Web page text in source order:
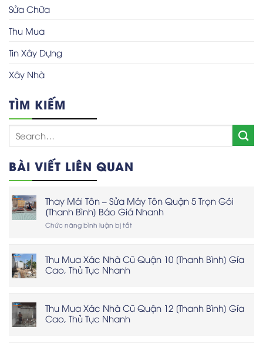
Sửa Chữa
Thu Mua
Tin Xây Dựng
Xây Nhà
TÌM KIẾM
BÀI VIẾT LIÊN QUAN
Thay Mái Tôn – Sửa Máy Tôn Quận 5 Trọn Gói
[Thanh Bình] Báo Giá Nhanh
Chức năng bình luận bị tắtở
–
5
Thu Mua Xác Nhà Cũ Quận 10 [Thanh Bình] Gía
Cao, Thủ Tục Nhanh
Thu Mua Xác Nhà Cũ Quận 12 [Thanh Bình] Gía
Cao, Thủ Tục Nhanh